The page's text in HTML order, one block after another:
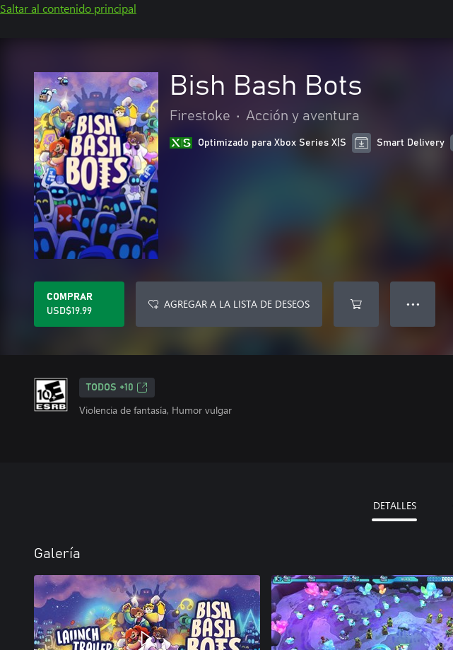
Saltar al contenido principal
Bish Bash Bots
Firestoke • Acción y aventura
Optimizado para Xbox Series X|S Smart Delivery
COMPRAR
USD$19.99
AGREGAR A LA LISTA DE DESEOS ● ● ●
TODOS +10
Violencia de fantasía, Humor vulgar
DETALLES
Galería